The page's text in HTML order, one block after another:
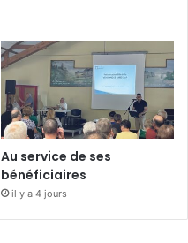
Au service de ses
bénéficiaires
il y a 4 jours